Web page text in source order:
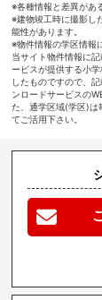
※各種情報と差異があ
※建物竣工時に撮影し
能性があります。
※物件情報の学区情報
当サイト物件情報に
ービスが提供する小
したものですので、
ンロードサービスの
た、通学区域(学区)は
てご活用下さい。